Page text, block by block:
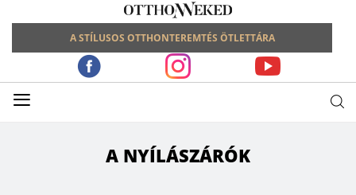
A STÍLUSOS OTTHONTEREMTÉS ÖTLETTÁRA
≡
A NYÍLÁSZÁRÓK